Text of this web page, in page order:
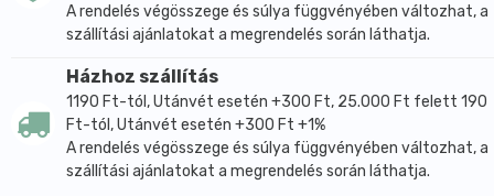
Az összetételben az aktív összetevők mellett víz,
növényi glicerin, aroma, citromsav, tartósítószerek és
természetes édesítőszer is szerepel. A készítmény
nem tartalmaz mesterséges édesítőszert és
színezéket. A nettó térfogat 500 ml, ami 20 napi
adagot jelent. A gyártói tájékoztatás szerint 3 éves
kortól fogyasztható, felbontás után hűtőben
A rendelés végösszege és súlya függvényében változhat, a
szállítási ajánlatokat a megrendelés során láthatja.
Házhoz szállítás
1190 Ft-tól, Utánvét esetén +300 Ft, 25.000 Ft felett 190
Ft-tól, Utánvét esetén +300 Ft +1%
A rendelés végösszege és súlya függvényében változhat, a
szállítási ajánlatokat a megrendelés során láthatja.